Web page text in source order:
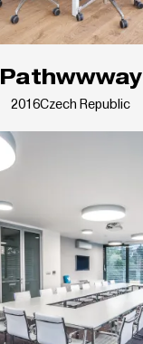
Pathwwway
2016Czech Republic